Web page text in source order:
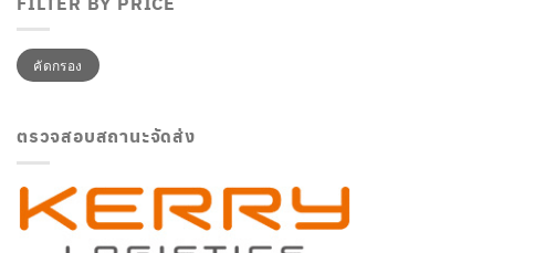
ราคา
ต่ำ
สุด
ราคา
สูงสุดคัดกรอง
ตรวจสอบสถานะจัดส่ง